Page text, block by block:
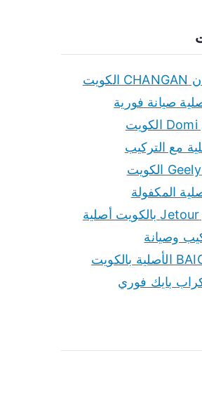
r
قطع غيار شانجان CHANGAN الكويت
قطع غيار دومي Domi الكويت
قطع غيار جيلي Geely الكويت
قطع غيار جيتور Jetour بالكويت أصلية
قطع غيار بايك BAIC الأصلية بالكويت